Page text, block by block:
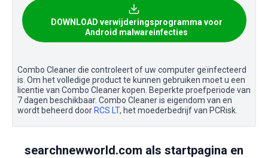
DOWNLOAD verwijderingsprogramma voor
Android malwareinfecties
Combo Cleaner die controleert of uw computer geïnfecteerd
is. Om het volledige product te kunnen gebruiken moet u een
licentie van Combo Cleaner kopen. Beperkte proefperiode van
7 dagen beschikbaar. Combo Cleaner is eigendom van en
wordt beheerd door RCS LT, het moederbedrijf van PCRisk.
searchnewworld.com als startpagina en